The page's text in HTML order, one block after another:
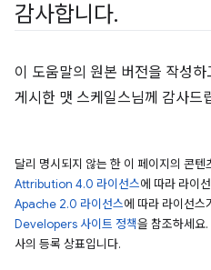
감사합니다.
이 도움말의 원본 버전을 작성
게시한 맷 스케일스님께 감사드
달리 명시되지 않는 한 이 페이지의 콘텐
Attribution 4.0 라이선스에 따라 라이
Apache 2.0 라이선스에 따라 라이선스
Developers 사이트 정책을 참조하세
사의 등록 상표입니다.